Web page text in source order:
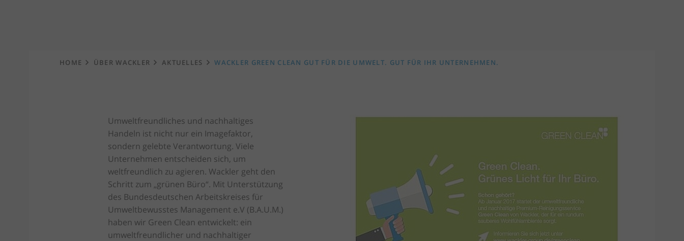
HOME ÜBER WACKLER AKTUELLES WACKLER GREEN CLEAN GUT FÜR DIE UMWELT. GUT FÜR IHR UNTERNEHMEN.
Umweltfreundliches und nachhaltiges
Handeln ist nicht nur ein Imagefaktor,
sondern gelebte Verantwortung. Viele
Unternehmen entscheiden sich, um
weltfreundlich zu agieren. Wackler geht den
Schritt zum „grünen Büro“. Mit Unterstützung
des Bundesdeutschen Arbeitskreises für
Umweltbewusstes Management e.V (B.A.U.M.)
haben wir Green Clean entwickelt: ein
umweltfreundlicher und nachhaltiger